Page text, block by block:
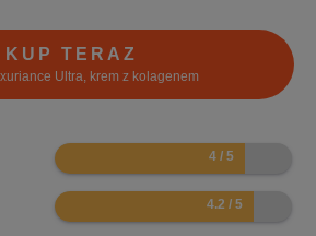
KUP TERAZ
Ultra, krem z kolagenem
8
8.4